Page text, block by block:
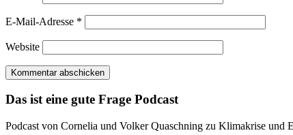
E-Mail-Adresse *
Website
Das ist eine gute Frage Podcast
Podcast von Cornelia und Volker Quaschning zu Klimakrise und